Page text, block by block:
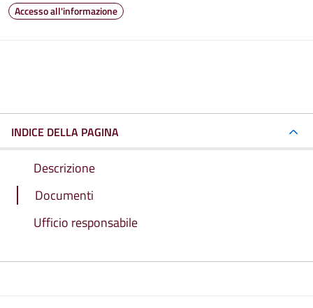
Accesso all'informazione
INDICE DELLA PAGINA
Descrizione
Documenti
Ufficio responsabile